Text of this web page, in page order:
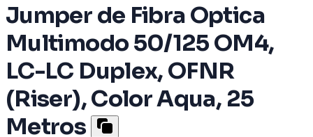
Jumper de Fibra Optica
Multimodo 50/125 OM4,
LC-LC Duplex, OFNR
(Riser), Color Aqua, 25
Metros